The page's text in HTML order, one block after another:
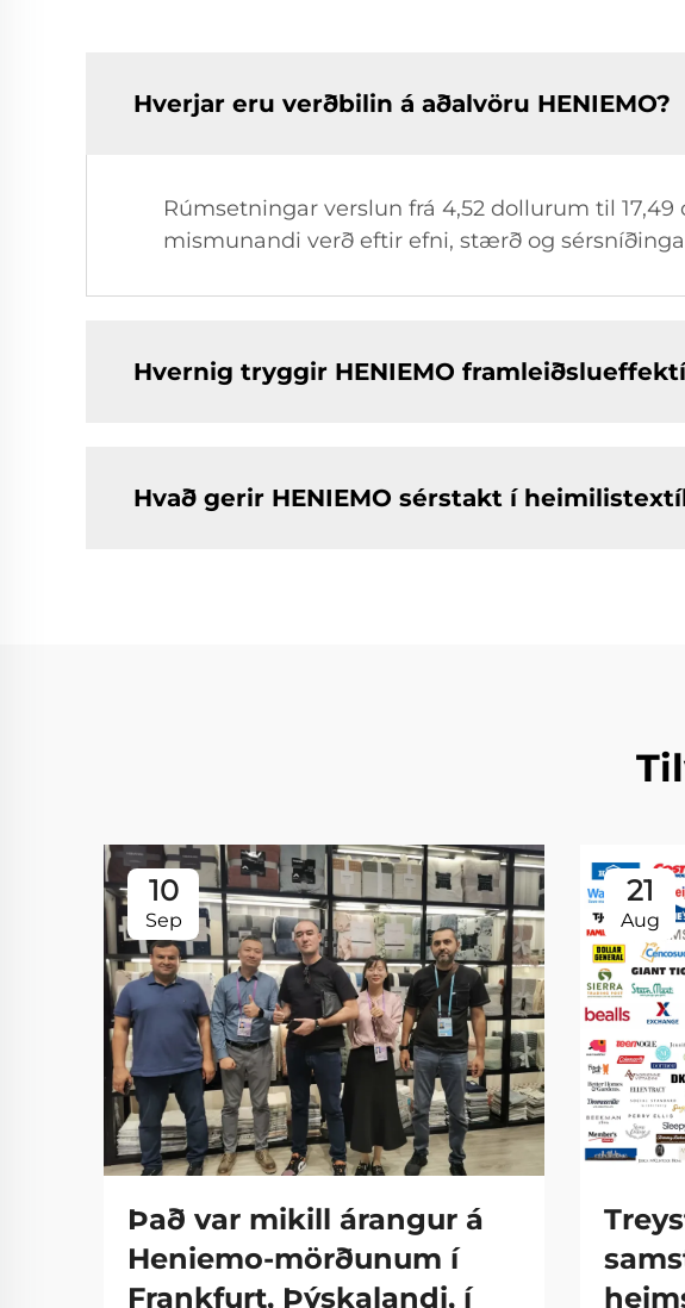
Hverjar eru verðbilin á aðalvöru HENIEMO?
Rúmsetningar verslun frá 4,52 dollurum til
mismunandi verð eftir efni, stærð og
Hvernig tryggir HENIEMO
Hvað gerir HENIEMO sérstakt í
10
Sep
Það var mikill árangur á
Heniemo-mörðunum í
Frankfurt, Þýskalandi, í
21
Aug